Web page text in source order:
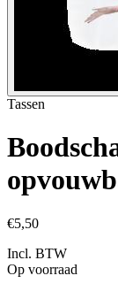
Tassen
€5,50
Incl. BTW
Op voorraad